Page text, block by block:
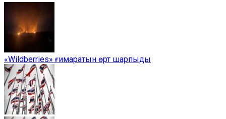
«Wildberries» ғимаратын өрт шарпыды